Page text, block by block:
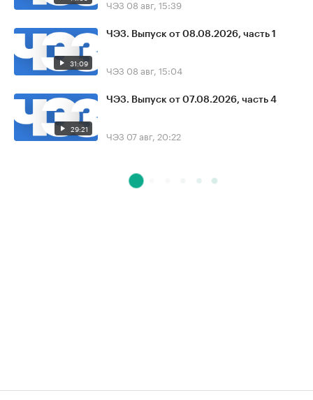
ЧЭЗ 08 авг, 15:39
31:09
ЧЭЗ. Выпуск от 08.08.2026, часть 1
ЧЭЗ 08 авг, 15:04
29:21
ЧЭЗ. Выпуск от 07.08.2026, часть 4
ЧЭЗ 07 авг, 20:22